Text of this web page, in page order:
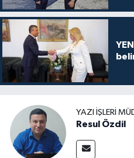
YAZI İŞLERI
Resul Özdil